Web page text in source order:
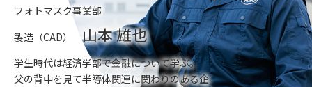
フォトマスク事業部
製造（CAD）
山本 雄也
学生時代は経済学部で金融について学ぶ。
父の背中を見て半導体関連に関わりのある企